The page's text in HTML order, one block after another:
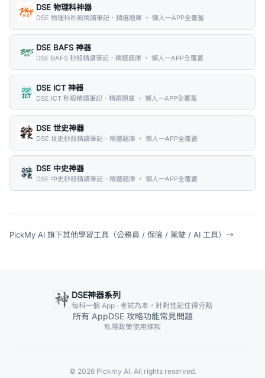
DSE 物理科神器
DSE 物理科秒殺精讀筆記．精選題庫 ・ 懶人一APP全覆蓋
DSE BAFS 神器
DSE BAFS 秒殺精讀筆記．精選題庫 ・ 懶人一APP全覆蓋
DSE ICT 神器
DSE ICT 秒殺精讀筆記．精選題庫 ・ 懶人一APP全覆蓋
DSE 世史神器
DSE 世史秒殺精讀筆記．精選題庫 ・ 懶人一APP全覆蓋
DSE 中史神器
DSE 中史秒殺精讀筆記．精選題庫 ・ 懶人一APP全覆蓋
PickMy AI 旗下其他學習工具（公務員 / 保險 / 駕駛 / AI 工具） →
DSE神器系列
每科一個 App · 考試為本，針對性記住得分點
所有 AppDSE 攻略功能常見問題
私隱政策使用條款
© 2026 Pickmy AI. All rights reserved.